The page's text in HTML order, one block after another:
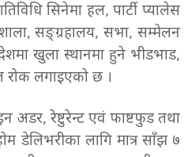
सिनेमा हल, पार्टी प्यालेस
सङ्ग्रहालय, सभा, सम्मेलन
खुला स्थानमा हुने भीडभाड,
रोक लगाइएको छ ।
अडर, रेष्टुरेन्ट एवं फाष्टफुड तथा
डेलिभरीका लागि मात्र साँझ ७